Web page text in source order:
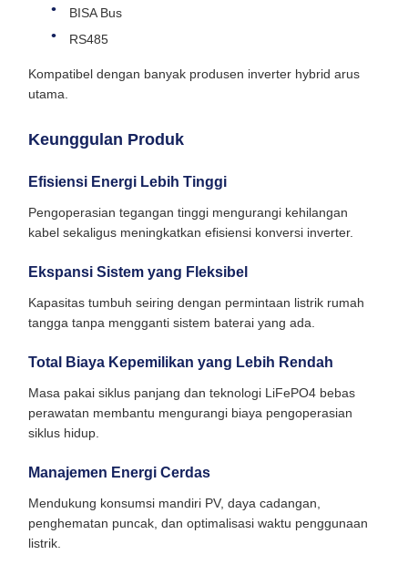
BISA Bus
RS485
Kompatibel dengan banyak produsen inverter hybrid arus
utama.
Keunggulan Produk
Efisiensi Energi Lebih Tinggi
Pengoperasian tegangan tinggi mengurangi kehilangan
kabel sekaligus meningkatkan efisiensi konversi inverter.
Ekspansi Sistem yang Fleksibel
Kapasitas tumbuh seiring dengan permintaan listrik rumah
tangga tanpa mengganti sistem baterai yang ada.
Total Biaya Kepemilikan yang Lebih Rendah
Masa pakai siklus panjang dan teknologi LiFePO4 bebas
perawatan membantu mengurangi biaya pengoperasian
siklus hidup.
Manajemen Energi Cerdas
Mendukung konsumsi mandiri PV, daya cadangan,
penghematan puncak, dan optimalisasi waktu penggunaan
listrik.